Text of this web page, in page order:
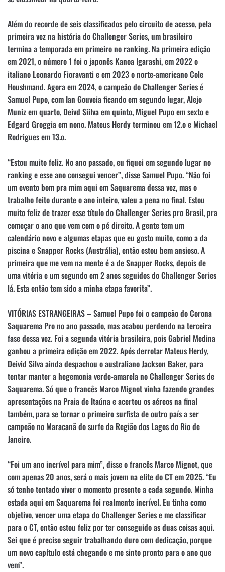
Além do recorde de seis classificados pelo circuito de acesso, pela
primeira vez na história do Challenger Series, um brasileiro
termina a temporada em primeiro no ranking. Na primeira edição
em 2021, o número 1 foi o japonês Kanoa Igarashi, em 2022 o
italiano Leonardo Fioravanti e em 2023 o norte-americano Cole
Houshmand. Agora em 2024, o campeão do Challenger Series é
Samuel Pupo, com Ian Gouveia ficando em segundo lugar, Alejo
Muniz em quarto, Deivd Siilva em quinto, Miguel Pupo em sexto e
Edgard Groggia em nono. Mateus Herdy terminou em 12.o e Michael
Rodrigues em 13.o.
“Estou muito feliz. No ano passado, eu fiquei em segundo lugar no
ranking e esse ano consegui vencer”, disse Samuel Pupo. “Não foi
um evento bom pra mim aqui em Saquarema dessa vez, mas o
trabalho feito durante o ano inteiro, valeu a pena no final. Estou
muito feliz de trazer esse título do Challenger Series pro Brasil, pra
começar o ano que vem com o pé direito. A gente tem um
calendário novo e algumas etapas que eu gosto muito, como a da
piscina e Snapper Rocks (Austrália), então estou bem ansioso. A
primeira que me vem na mente é a de Snapper Rocks, depois de
uma vitória e um segundo em 2 anos seguidos do Challenger Series
lá. Esta então tem sido a minha etapa favorita”.
VITÓRIAS ESTRANGEIRAS – Samuel Pupo foi o campeão do Corona
Saquarema Pro no ano passado, mas acabou perdendo na terceira
fase dessa vez. Foi a segunda vitória brasileira, pois Gabriel Medina
ganhou a primeira edição em 2022. Após derrotar Mateus Herdy,
Deivid Silva ainda despachou o australiano Jackson Baker, para
tentar manter a hegemonia verde-amarela no Challenger Series de
Saquarema. Só que o francês Marco Mignot vinha fazendo grandes
apresentações na Praia de Itaúna e acertou os aéreos na final
também, para se tornar o primeiro surfista de outro país a ser
campeão no Maracanã do surfe da Região dos Lagos do Rio de
Janeiro.
“Foi um ano incrível para mim”, disse o francês Marco Mignot, que
com apenas 20 anos, será o mais jovem na elite do CT em 2025. “Eu
só tenho tentado viver o momento presente a cada segundo. Minha
estada aqui em Saquarema foi realmente incrível. Eu tinha como
objetivo, vencer uma etapa do Challenger Series e me classificar
para o CT, então estou feliz por ter conseguido as duas coisas aqui.
Sei que é preciso seguir trabalhando duro com dedicação, porque
um novo capítulo está chegando e me sinto pronto para o ano que
vem”.